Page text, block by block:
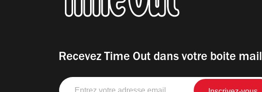
Recevez Time Out dans votre boite mail
Entrez